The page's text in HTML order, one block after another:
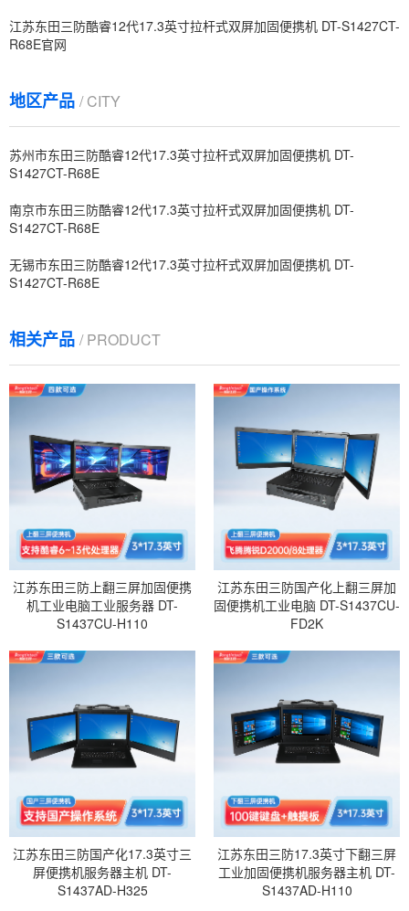
江苏东田三防酷睿12代17.3英寸拉杆式双屏加固便携机 DT-S1427CT-
R68E官网
地区产品 / CITY
苏州市东田三防酷睿12代17.3英寸拉杆式双屏加固便携机 DT-
S1427CT-R68E
南京市东田三防酷睿12代17.3英寸拉杆式双屏加固便携机 DT-
S1427CT-R68E
无锡市东田三防酷睿12代17.3英寸拉杆式双屏加固便携机 DT-
S1427CT-R68E
相关产品 / PRODUCT
江苏东田三防上翻三屏加固便携
机工业电脑工业服务器 DT-
S1437CU-H110
江苏东田三防国产化上翻三屏加
固便携机工业电脑 DT-S1437CU-
FD2K
江苏东田三防国产化17.3英寸三
屏便携机服务器主机 DT-
S1437AD-H325
江苏东田三防17.3英寸下翻三屏
工业加固便携机服务器主机 DT-
S1437AD-H110